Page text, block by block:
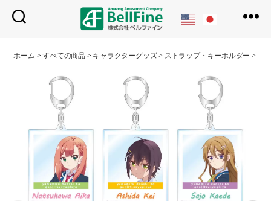
フ
イ
ン
ホーム >すべての商品 > キャラクターグッズ> ストラップ・キーホルダー >